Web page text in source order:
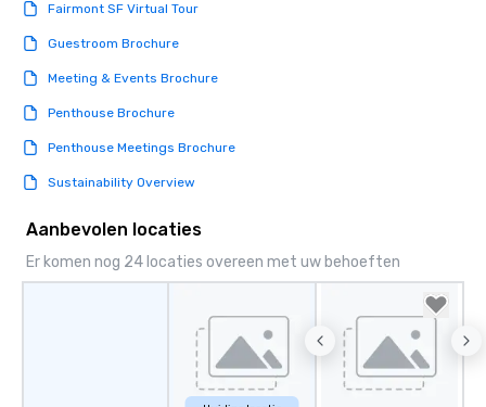
Fairmont SF Virtual Tour
Guestroom Brochure
Meeting & Events Brochure
Penthouse Brochure
Penthouse Meetings Brochure
Sustainability Overview
Aanbevolen locaties
Er komen nog 24 locaties overeen met uw behoeften